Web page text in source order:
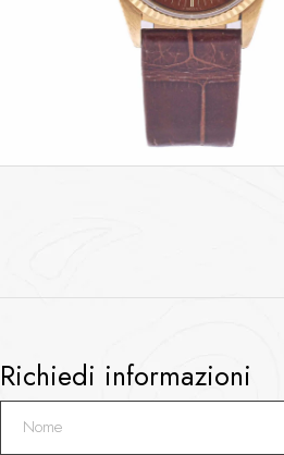
Richiedi informazioni